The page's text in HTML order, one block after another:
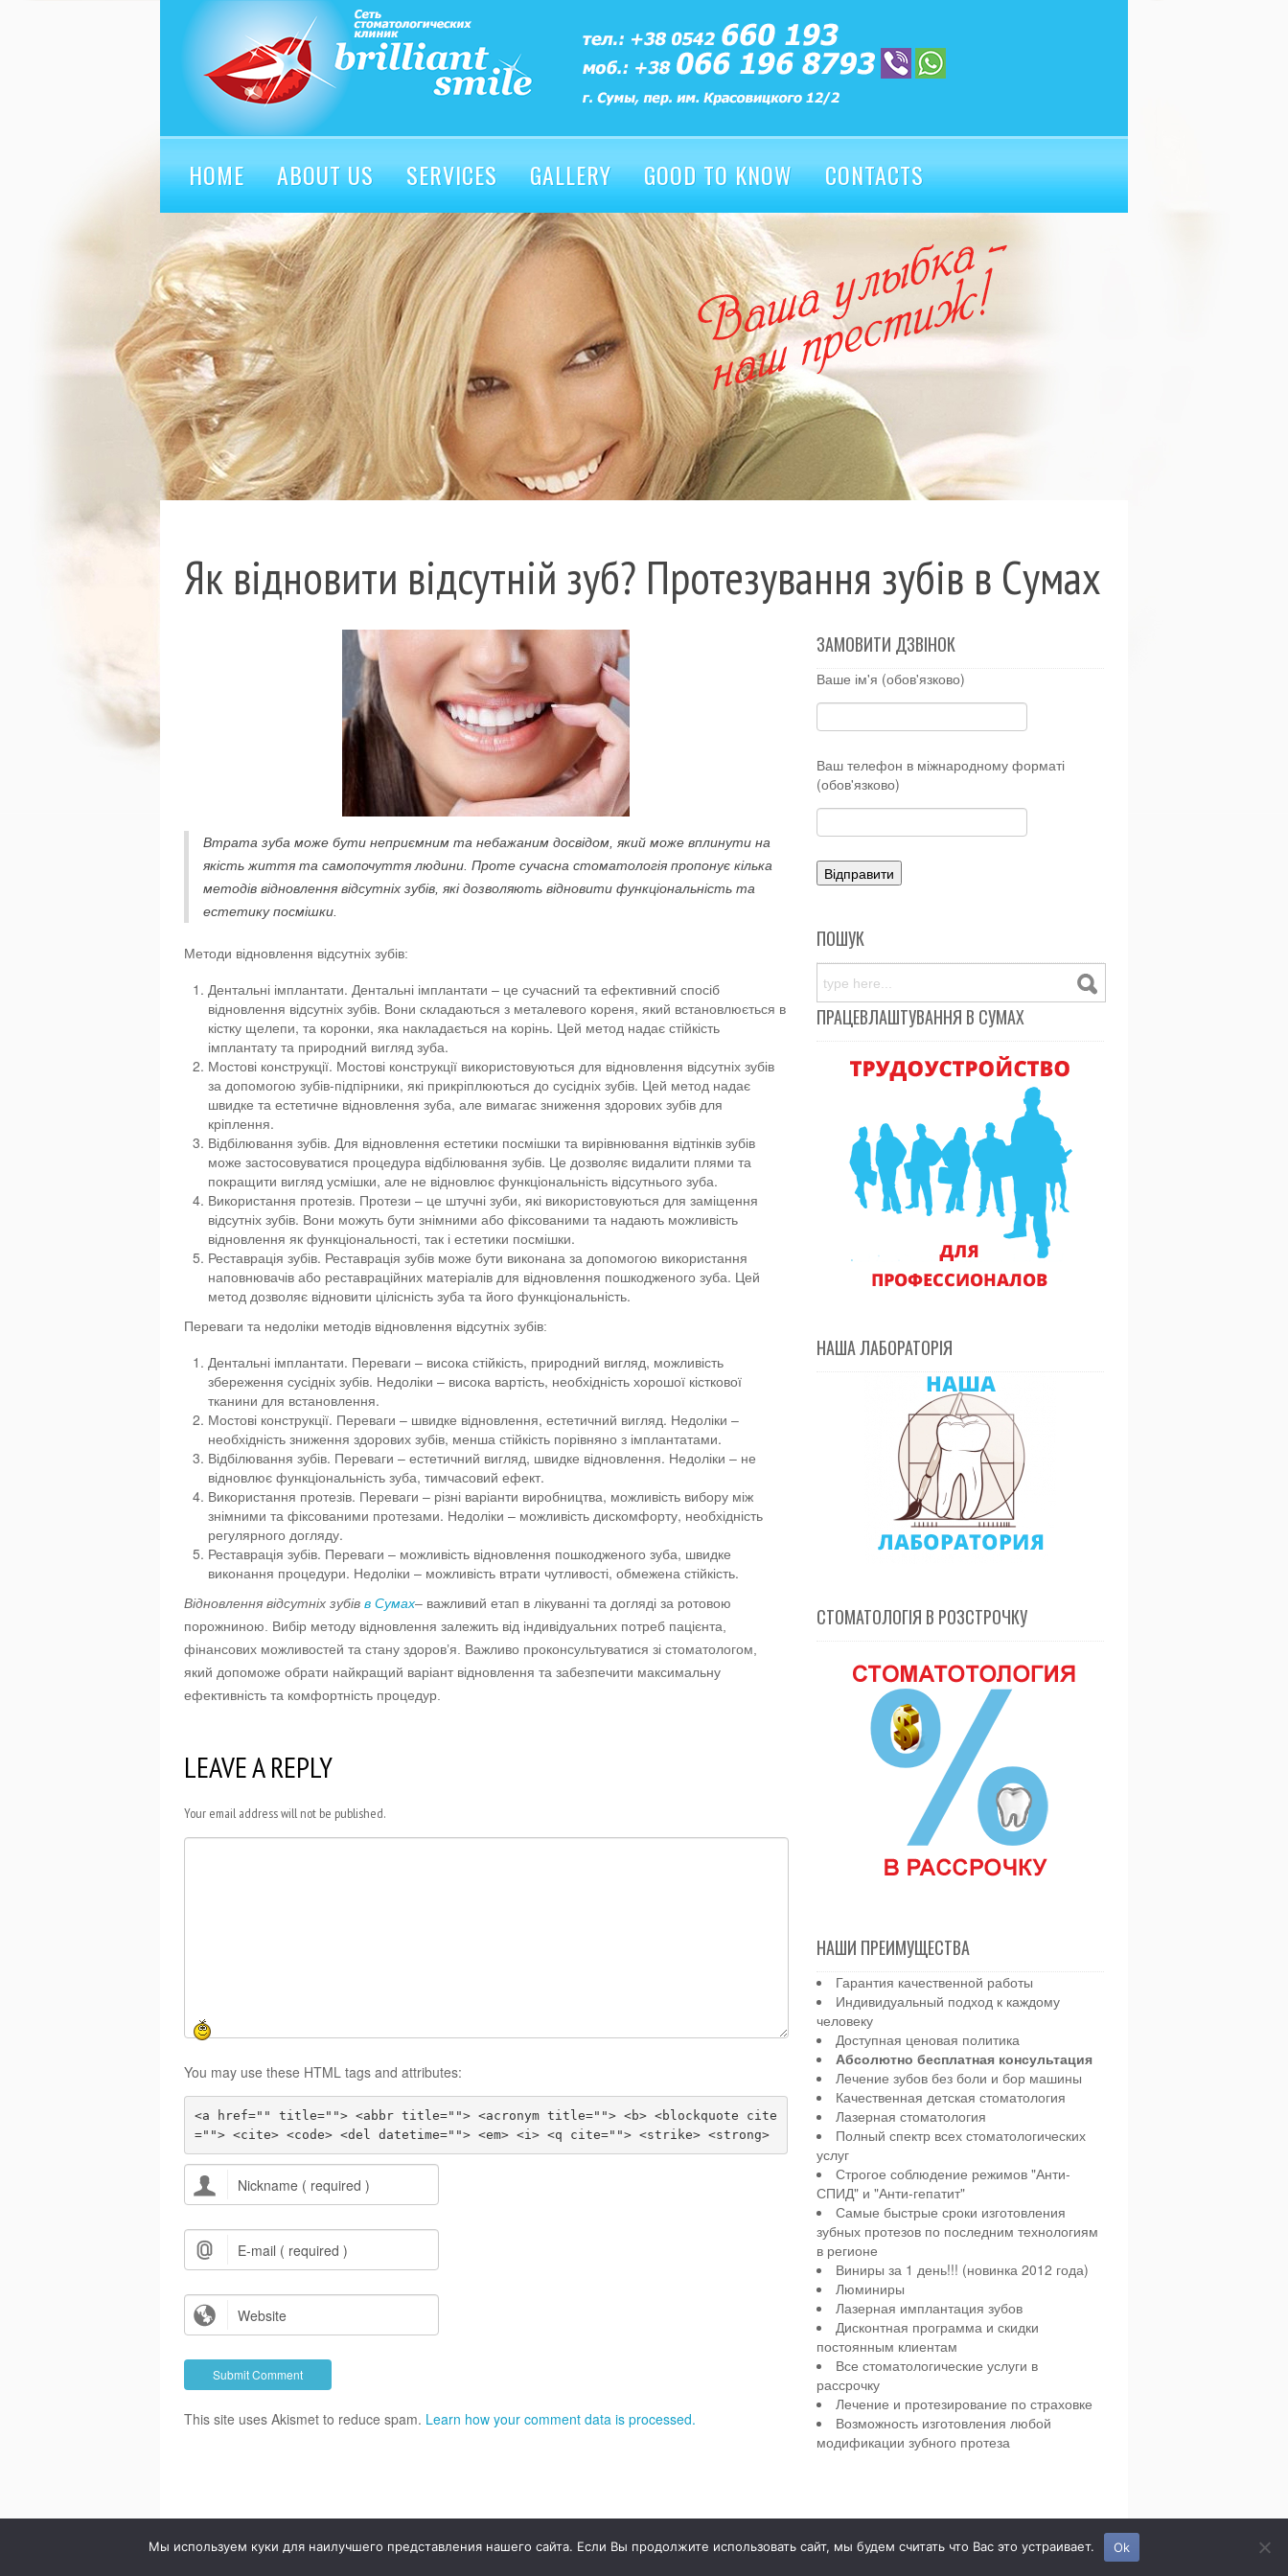
HOME ABOUT US SERVICES GALLERY GOOD TO KNOW CONTACTS
Як відновити відсутній зуб? Протезування зубів в Сумах
Втрата зуба може бути неприємним та небажаним досвідом, який може вплинути на
якість життя та самопочуття людини. Проте сучасна стоматологія пропонує кілька
методів відновлення відсутніх зубів, які дозволяють відновити функціональність та
естетику посмішки.
Методи відновлення відсутніх зубів:
Дентальні імплантати. Дентальні імплантати – це сучасний та ефективний спосіб
відновлення відсутніх зубів. Вони складаються з металевого кореня, який встановлюється в
кістку щелепи, та коронки, яка накладається на корінь. Цей метод надає стійкість
імплантату та природний вигляд зуба.
Мостові конструкції. Мостові конструкції використовуються для відновлення відсутніх зубів
за допомогою зубів-підпірники, які прикріплюються до сусідніх зубів. Цей метод надає
швидке та естетичне відновлення зуба, але вимагає зниження здорових зубів для
кріплення.
Відбілювання зубів. Для відновлення естетики посмішки та вирівнювання відтінків зубів
може застосовуватися процедура відбілювання зубів. Це дозволяє видалити плями та
покращити вигляд усмішки, але не відновлює функціональність відсутнього зуба.
Використання протезів. Протези – це штучні зуби, які використовуються для заміщення
відсутніх зубів. Вони можуть бути знімними або фіксованими та надають можливість
відновлення як функціональності, так і естетики посмішки.
Реставрація зубів. Реставрація зубів може бути виконана за допомогою використання
наповнювачів або реставраційних матеріалів для відновлення пошкодженого зуба. Цей
метод дозволяє відновити цілісність зуба та його функціональність.
Переваги та недоліки методів відновлення відсутніх зубів:
Дентальні імплантати. Переваги – висока стійкість, природний вигляд, можливість
збереження сусідніх зубів. Недоліки – висока вартість, необхідність хорошої кісткової
тканини для встановлення.
Мостові конструкції. Переваги – швидке відновлення, естетичний вигляд. Недоліки –
необхідність зниження здорових зубів, менша стійкість порівняно з імплантатами.
Відбілювання зубів. Переваги – естетичний вигляд, швидке відновлення. Недоліки – не
відновлює функціональність зуба, тимчасовий ефект.
Використання протезів. Переваги – різні варіанти виробництва, можливість вибору між
знімними та фіксованими протезами. Недоліки – можливість дискомфорту, необхідність
регулярного догляду.
Реставрація зубів. Переваги – можливість відновлення пошкодженого зуба, швидке
виконання процедури. Недоліки – можливість втрати чутливості, обмежена стійкість.
Відновлення відсутніх зубів в Сумах– важливий етап в лікуванні та догляді за ротовою
порожниною. Вибір методу відновлення залежить від індивідуальних потреб пацієнта,
фінансових можливостей та стану здоров’я. Важливо проконсультуватися зі стоматологом,
який допоможе обрати найкращий варіант відновлення та забезпечити максимальну
ефективність та комфортність процедур.
LEAVE A REPLY
Your email address will not be published.
You may use these HTML tags and attributes:
<a href="" title=""> <abbr title=""> <acronym title=""> <b> <blockquote cite
=""> <cite> <code> <del datetime=""> <em> <i> <q cite=""> <strike> <strong>
This site uses Akismet to reduce spam. Learn how your comment data is processed.
ЗАМОВИТИ ДЗВІНОК
Ваше ім'я (обов'язково)
Ваш телефон в міжнародному форматі
(обов'язково)
ПОШУК
ПРАЦЕВЛАШТУВАННЯ В СУМАХ
НАША ЛАБОРАТОРІЯ
СТОМАТОЛОГІЯ В РОЗСТРОЧКУ
НАШИ ПРЕИМУЩЕСТВА
Гарантия качественной работы
Индивидуальный подход к каждому
человеку
Доступная ценовая политика
Абсолютно бесплатная консультация
Лечение зубов без боли и бор машины
Качественная детская стоматология
Лазерная стоматология
Полный спектр всех стоматологических
услуг
Строгое соблюдение режимов "Анти-
СПИД" и "Анти-гепатит"
Самые быстрые сроки изготовления
зубных протезов по последним технологиям
в регионе
Виниры за 1 день!!! (новинка 2012 года)
Люминиры
Лазерная имплантация зубов
Дисконтная программа и скидки
постоянным клиентам
Все стоматологические услуги в
рассрочку
Лечение и протезирование по страховке
Возможность изготовления любой
модификации зубного протеза
Детская и взрослая стоматология в городе Сумы.
Мы используем куки для наилучшего представления нашего сайта. Если Вы продолжите использовать сайт, мы будем считать что Вас это устраивает. Ok